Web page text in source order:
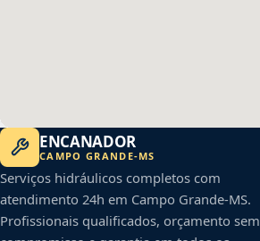
ENCANADOR
CAMPO GRANDE-MS
Serviços hidráulicos completos com
atendimento 24h em Campo Grande-MS.
Profissionais qualificados, orçamento sem